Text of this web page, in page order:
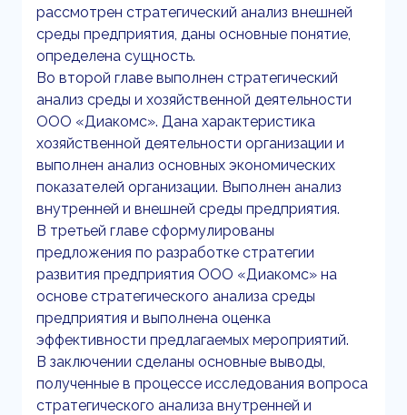
рассмотрен стратегический анализ внешней
среды предприятия, даны основные понятие,
определена сущность.
Во второй главе выполнен стратегический
анализ среды и хозяйственной деятельности
ООО «Диакомс». Дана характеристика
хозяйственной деятельности организации и
выполнен анализ основных экономических
показателей организации. Выполнен анализ
внутренней и внешней среды предприятия.
В третьей главе сформулированы
предложения по разработке стратегии
развития предприятия ООО «Диакомс» на
основе стратегического анализа среды
предприятия и выполнена оценка
эффективности предлагаемых мероприятий.
В заключении сделаны основные выводы,
полученные в процессе исследования вопроса
стратегического анализа внутренней и